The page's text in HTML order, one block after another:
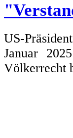
US-
Januar
Völkerrecht